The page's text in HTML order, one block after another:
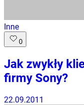
Inne
0
Jak zwykły
firmy Sony?
22.09.2011